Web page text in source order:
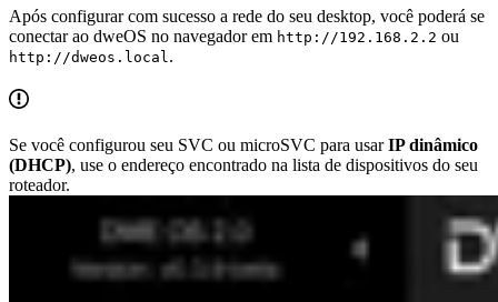
Após configurar com sucesso a rede do seu desktop, você poderá se
conectar ao dweOS no navegador em http://192.168.2.2 ou
http://dweos.local .
Se você configurou seu SVC ou microSVC para usarIP dinâmico
(DHCP), use o endereço encontrado na lista de dispositivos do seu
roteador.